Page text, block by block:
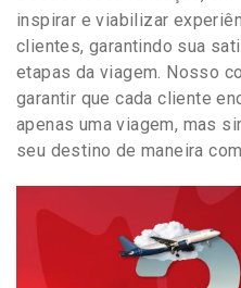
inspirar e viabilizar
clientes, garantindo sua
etapas da viagem. Nosso
garantir que cada cliente
apenas uma viagem, mas
seu destino de maneira